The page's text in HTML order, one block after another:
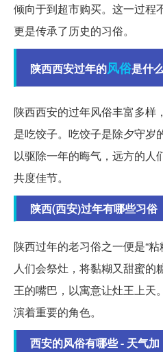
倾向于到超市购买。这一过程
更是传承了历史的习俗。
陕西西安过年的风俗是什
陕西西安的过年风俗丰富多样
是吃饺子。吃饺子是除夕守岁
以驱除一年的晦气，远方的人
共度佳节。
陕西(西安)过年有哪些习俗
陕西过年的老习俗之一便是“粘
人们会祭灶，将黏糊又甜蜜的
王的嘴巴，以寓意让灶王上天
演着重要的角色。
西安的风俗有哪些 - 天气加